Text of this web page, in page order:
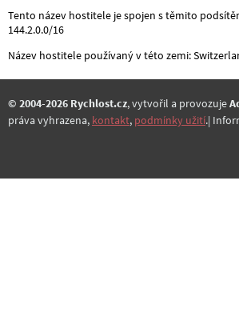
Tento název hostitele je spojen s těmito
144.2.0.0/16
Název hostitele používaný v této zemi:
© 2004-2026 Rychlost.cz, vytvořil a provozuje
práva vyhrazena, kontakt, podmínky užití.|